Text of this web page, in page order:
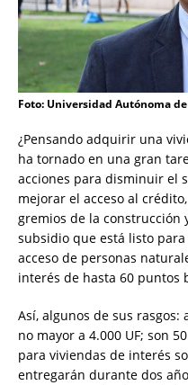
Foto: Universidad Autónoma
¿Pensando adquirir una
ha tornado en una gran
acciones para disminuir el
mejorar el acceso al
gremios de la construcción
subsidio que está listo
acceso de personas
interés de hasta 60 puntos
Así, algunos de sus
no mayor a 4.000 UF; son
para viviendas de interés
entregarán durante dos